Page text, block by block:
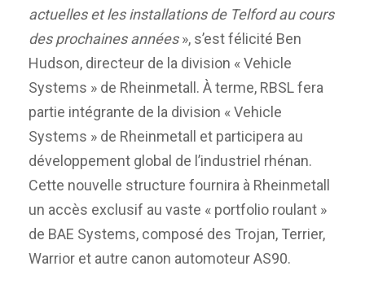
actuelles et les installations de Telford au cours
des prochaines années», s’est félicité Ben
Hudson, directeur de la division « Vehicle
Systems » de Rheinmetall. À terme, RBSL fera
partie intégrante de la division « Vehicle
Systems » de Rheinmetall et participera au
développement global de l’industriel rhénan.
Cette nouvelle structure fournira à Rheinmetall
un accès exclusif au vaste « portfolio roulant »
de BAE Systems, composé des Trojan, Terrier,
Warrior et autre canon automoteur AS90.